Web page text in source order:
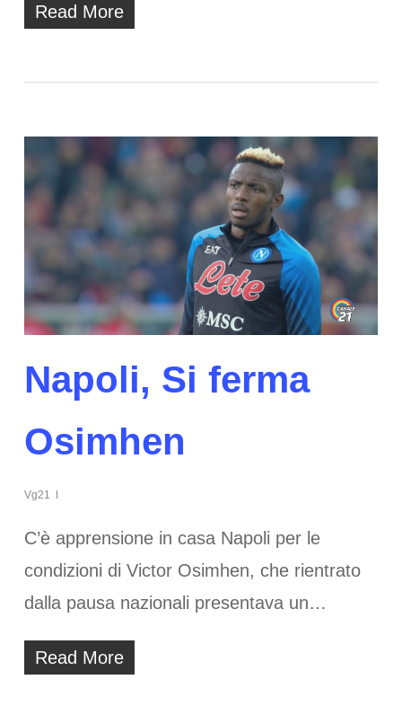
Read More
Napoli, Si ferma
Osimhen
Vg21
C’è apprensione in casa Napoli per le
condizioni di Victor Osimhen, che rientrato
dalla pausa nazionali presentava un…
Read More